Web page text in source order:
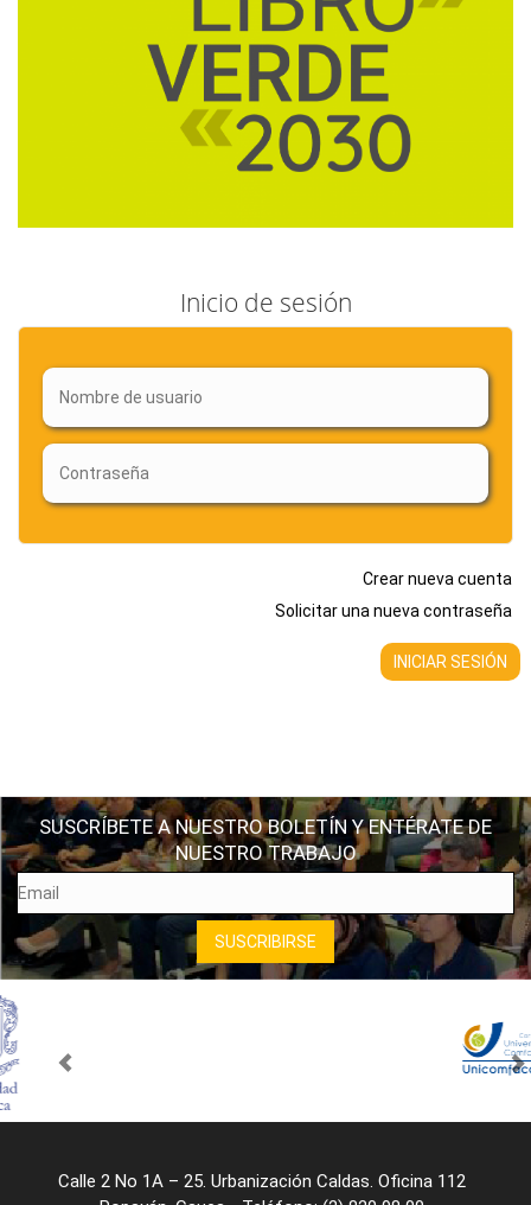
Inicio de sesión
Crear nueva cuenta
Solicitar una nueva contraseña
SUSCRÍBETE A NUESTRO BOLETÍN Y ENTÉRATE DE
NUESTRO TRABAJO
Calle 2 No 1A – 25. Urbanización Caldas. Oficina 112